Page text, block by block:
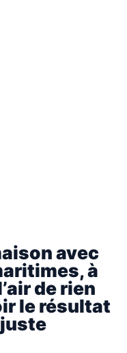
avec
à
de rien
le résultat